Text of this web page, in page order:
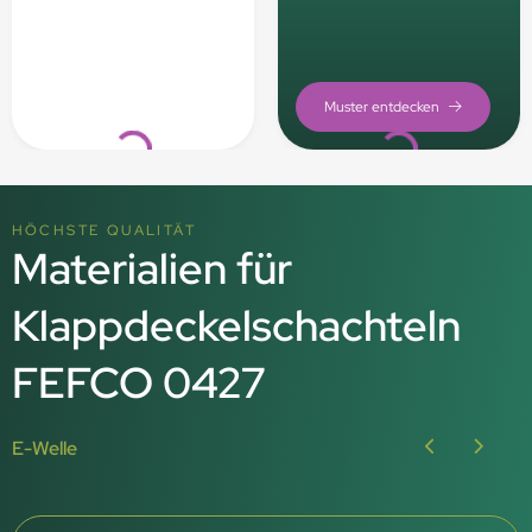
Loading... Loading...
HÖCHSTE QUALITÄT
Materialien für
Klappdeckelschachteln
FEFCO 0427
E-Welle